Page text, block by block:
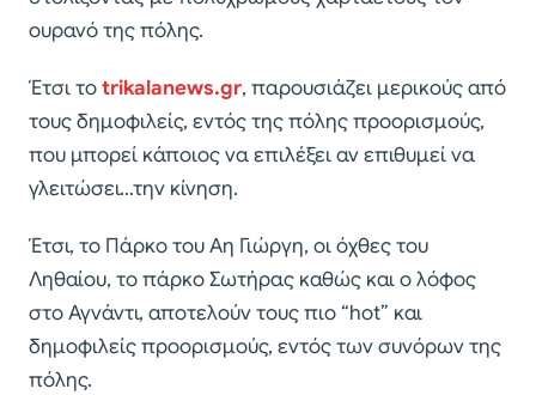
ουρανό της πόλης.
Έτσι τοtrikalanews.gr, παρουσιάζει μερικούς από
τους δημοφιλείς, εντός της πόλης προορισμούς,
που μπορεί κάποιος να επιλέξει αν επιθυμεί να
γλειτώσει…την κίνηση.
Έτσι, το Πάρκο του Αη Γιώργη, οι όχθες του
Ληθαίου, το πάρκο Σωτήρας καθώς και ο λόφος
στο Αγνάντι, αποτελούν τους πιο “hot” και
δημοφιλείς προορισμούς, εντός των συνόρων της
πόλης.